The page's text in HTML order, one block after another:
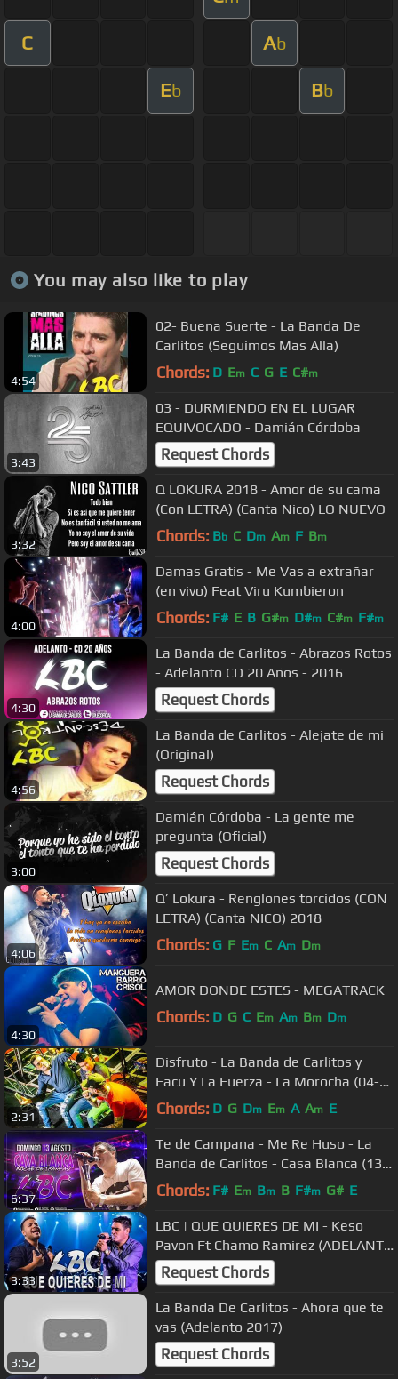
C Ab
Eb Bb
You may also like to play
4:54
02- Buena Suerte - La Banda De
Carlitos (Seguimos Mas Alla)
Chords: D Em C G E C#m
3:43
03 - DURMIENDO EN EL LUGAR
EQUIVOCADO - Damián Córdoba
Request Chords
3:32
Q LOKURA 2018 - Amor de su cama
(Con LETRA) (Canta Nico) LO NUEVO
Chords: Bb C Dm Am F Bm
4:00
Damas Gratis - Me Vas a extrañar
(en vivo) Feat Viru Kumbieron
Chords: F# E B G#m D#m C#m F#m
4:30
La Banda de Carlitos - Abrazos Rotos
- Adelanto CD 20 Años - 2016
Request Chords
4:56
La Banda de Carlitos - Alejate de mi
(Original)
Request Chords
3:00
Damián Córdoba - La gente me
pregunta (Oficial)
Request Chords
4:06
Q’ Lokura - Renglones torcidos (CON
LETRA) (Canta NICO) 2018
Chords: G F Em C Am Dm
4:30
AMOR DONDE ESTES - MEGATRACK
Chords: D G C Em Am Bm Dm
2:31
Disfruto - La Banda de Carlitos y
Facu Y La Fuerza - La Morocha (04-
06-2018)
Chords: D G Dm Em A Am E
6:37
Te de Campana - Me Re Huso - La
Banda de Carlitos - Casa Blanca (13-
08-2017) ADELANTOS
Chords: F# Em Bm B F#m G# E
3:33
LBC | QUE QUIERES DE MI - Keso
Pavon Ft Chamo Ramirez (ADELANTO
2018)
Request Chords
3:52
La Banda De Carlitos - Ahora que te
vas (Adelanto 2017)
Request Chords